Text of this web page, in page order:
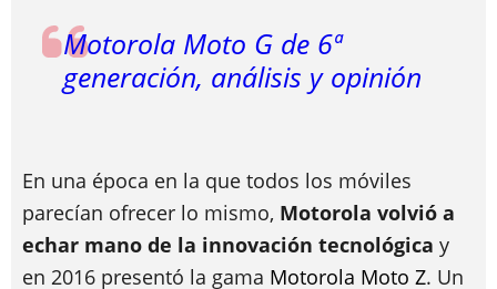
Motorola Moto G de 6ª
generación, análisis y opinión
En una época en la que todos los móviles
parecían ofrecer lo mismo, Motorola volvió a
echar mano de la innovación tecnológica y
en 2016 presentó la gama Motorola Moto Z. Un